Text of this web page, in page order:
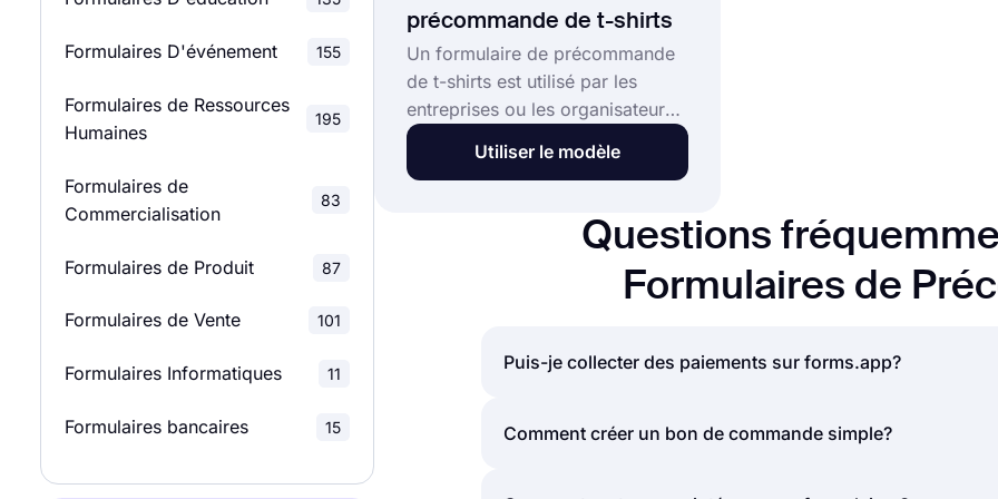
Formulaires d'évaluation 189
Formulaires d'inscription à
un événement
84
Formulaires de
commentaires
145
Formulaires de candidature 40
Formulaires de
Formulaires D'adhésion
Études de Marché 28
Sondages scolaires
Sondages marketing
Sondages produit 23
Sondages de Recherche 19
Formulaires D'événement 155
Formulaires de Ressources
Humaines
195
Formulaires de
Commercialisation
83
Formulaires de Produit 87
Formulaires de Vente 101
Formulaires Informatiques 11
Formulaires bancaires 15
précommande de t-shirts
Un formulaire de précommande
de t-shirts est utilisé par les
entreprises ou les organisateurs
d'événements pour collecter les
commandes de t-shirts avant la
aide à recueillir les données de
taille, les détails de livraison et
participants. Ce modèle de
t-shirts en ligne :
Utiliser le modèle
Questions
Formulaires de
Puis-je collecter des paiements sur forms.app?
Oui, forms.app est un puissant créateur de formulaires de
produits et services et accepter les paiements de vos
Comment créer un bon de commande simple?